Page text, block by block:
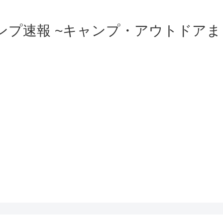
プ速報 ~キャンプ・アウトドア